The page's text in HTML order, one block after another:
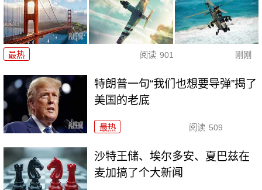
最热 阅读 901 刚刚
特朗普一句“我们也想要导弹”揭了
美国的老底
最热 阅读 509
沙特王储、埃尔多安、夏巴兹在
麦加搞了个大新闻